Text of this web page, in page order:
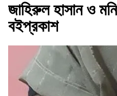
জাহিরুল হাসান ও
বইপ্রকাশ